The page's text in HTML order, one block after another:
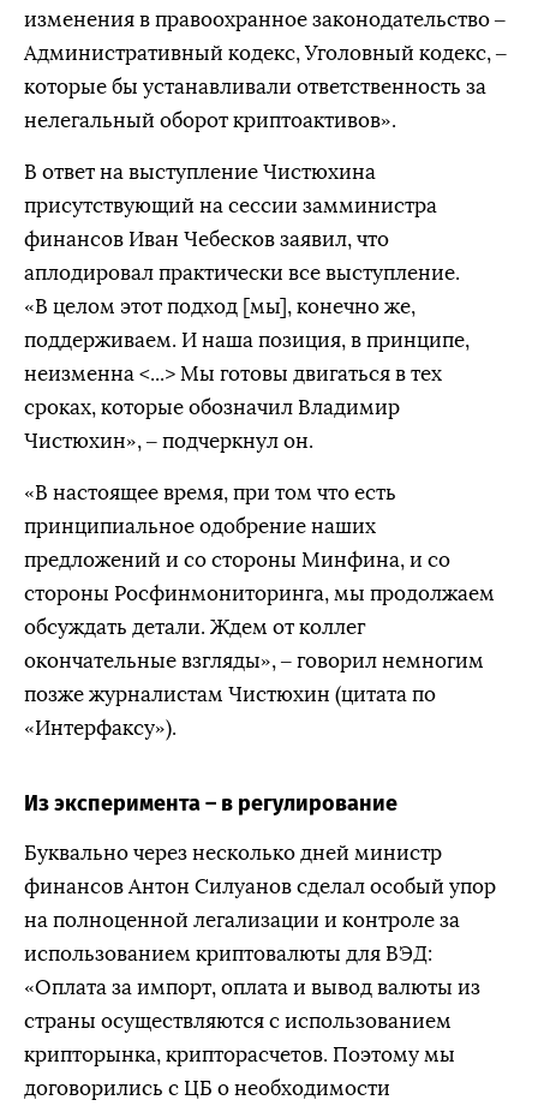
изменения в правоохранное законодательство –
Административный кодекс, Уголовный кодекс, –
которые бы устанавливали ответственность за
нелегальный оборот криптоактивов».
В ответ на выступление Чистюхина
присутствующий на сессии замминистра
финансов Иван Чебесков заявил, что
аплодировал практически все выступление.
«В целом этот подход [мы], конечно же,
поддерживаем. И наша позиция, в принципе,
неизменна <...> Мы готовы двигаться в тех
сроках, которые обозначил Владимир
Чистюхин», – подчеркнул он.
«В настоящее время, при том что есть
принципиальное одобрение наших
предложений и со стороны Минфина, и со
стороны Росфинмониторинга, мы продолжаем
обсуждать детали. Ждем от коллег
окончательные взгляды», – говорил немногим
позже журналистам Чистюхин (цитата по
«Интерфаксу»).
Из эксперимента – в регулирование
Буквально через несколько дней министр
финансовАнтон Силуановсделал особый упор
на полноценной легализации и контроле за
использованием криптовалюты для ВЭД:
«Оплата за импорт, оплата и вывод валюты из
страны осуществляются с использованием
крипторынка, крипторасчетов. Поэтому мы
договорились с ЦБ о необходимости